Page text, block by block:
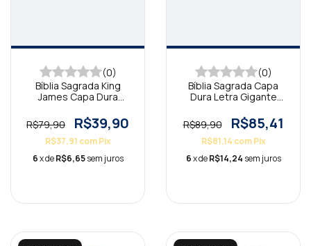
(0)
Bíblia Sagrada King
James Capa Dura
R$79,90
R$39,90
R$37,91 com Pix
6x deR$6,65 sem juros
(0)
Bíblia Sagrada Capa
Dura Letra Gigante
R$89,90
R$85,41
R$81,14 com Pix
6x deR$14,24 sem juros